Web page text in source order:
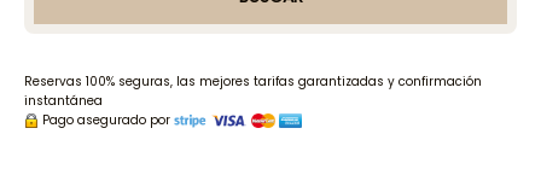
Reservas 100% seguras, las mejores tarifas garantizadas y confirmación
instantánea
Pago asegurado por